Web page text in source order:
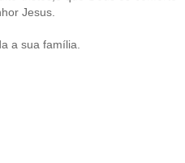
Jesus.
a sua família.